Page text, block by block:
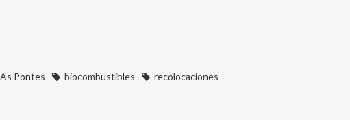
Pontes biocombustibles recolocaciones